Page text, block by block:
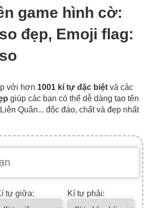
game hình cờ:
đẹp, Emoji flag:
với hơn 1001 kí tự đặc biệt và các
giúp các bạn có thể dễ dàng tạo tên
Quân... độc đáo, chất và đẹp nhất
tự giữa: Kí tự phải: